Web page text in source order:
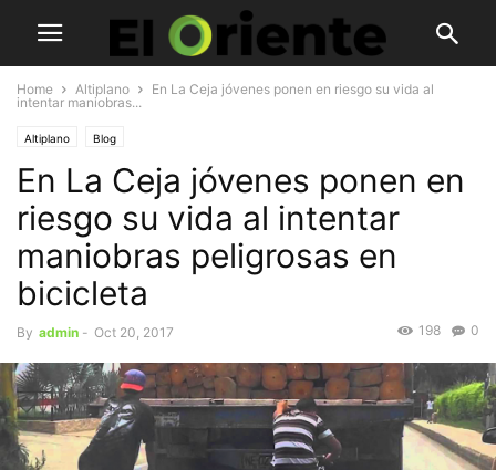
Home Altiplano
En La Ceja jóvenes ponen en riesgo su vida al
intentar maniobras...
Altiplano Blog
En La Ceja jóvenes ponen en
riesgo su vida al intentar
maniobras peligrosas en
bicicleta
By admin - Oct 20, 2017 0
198